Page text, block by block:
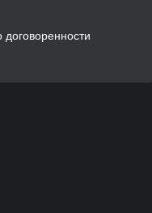
договоренности